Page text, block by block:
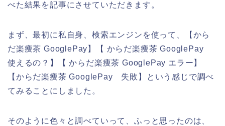
べた結果を記事にさせていただきます。
まず、最初に私自身、検索エンジンを使って、【から
だ楽痩茶 GooglePay】【 からだ楽痩茶 GooglePay
使えるの？】【 からだ楽痩茶 GooglePay エラー】
【からだ楽痩茶 GooglePay 失敗】という感じで調べ
てみることにしました。
そのように色々と調べていって、ふっと思ったのは、